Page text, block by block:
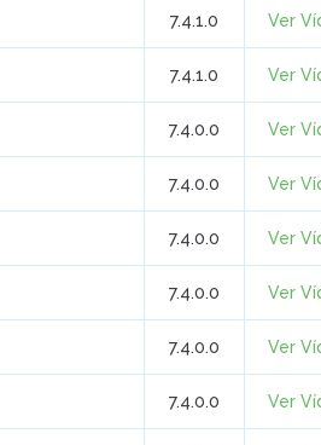
7.4.1.0 Ver
7.4.1.0 Ver
7.4.0.0 Ver
7.4.0.0 Ver
7.4.0.0 Ver
7.4.0.0 Ver
7.4.0.0 Ver
7.4.0.0 Ver